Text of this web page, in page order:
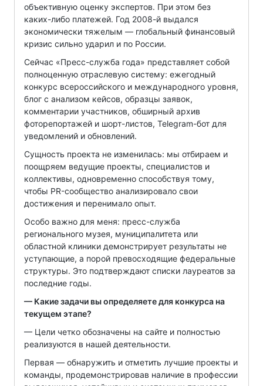
объективную оценку экспертов. При этом без
каких-либо платежей. Год 2008-й выдался
экономически тяжелым — глобальный финансовый
кризис сильно ударил и по России.
Сейчас «Пресс-служба года» представляет собой
полноценную отраслевую систему: ежегодный
конкурс всероссийского и международного уровня,
блог с анализом кейсов, образцы заявок,
комментарии участников, обширный архив
фоторепортажей и шорт-листов, Telegram-бот для
уведомлений и обновлений.
Сущность проекта не изменилась: мы отбираем и
поощряем ведущие проекты, специалистов и
коллективы, одновременно способствуя тому,
чтобы PR-сообщество анализировало свои
достижения и перенимало опыт.
Особо важно для меня: пресс-служба
регионального музея, муниципалитета или
областной клиники демонстрирует результаты не
уступающие, а порой превосходящие федеральные
структуры. Это подтверждают списки лауреатов за
последние годы.
— Какие задачи вы определяете для конкурса на
текущем этапе?
— Цели четко обозначены на сайте и полностью
реализуются в нашей деятельности.
Первая — обнаружить и отметить лучшие проекты и
команды, продемонстрировав наличие в профессии